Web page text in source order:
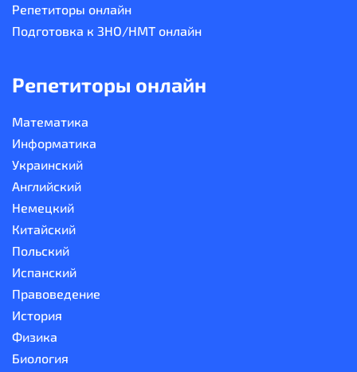
Репетиторы онлайн
Подготовка к ЗНО/НМТ онлайн
Репетиторы онлайн
Математика
Информатика
Украинский
Английский
Немецкий
Китайский
Польский
Испанский
Правоведение
История
Физика
Биология